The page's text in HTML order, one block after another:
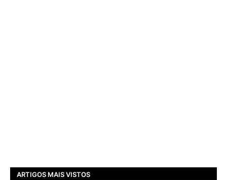
ARTIGOS MAIS VISTOS